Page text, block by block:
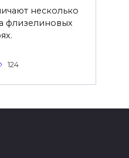
несколько
флизелиновых
124